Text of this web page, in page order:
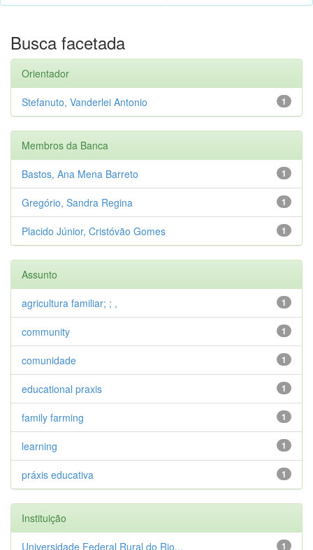
Busca facetada
Orientador
1
Stefanuto, Vanderlei Antonio
Membros da Banca
1
Bastos, Ana Mena Barreto
1
Gregório, Sandra Regina
1
Placido Júnior, Cristóvão Gomes
Assunto
1
agricultura familiar; ; ,
1
community
1
comunidade
1
educational praxis
1
family farming
1
learning
1
práxis educativa
Instituição
1
Universidade Federal Rural do Rio...